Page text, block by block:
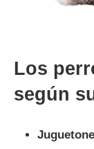
Los
según